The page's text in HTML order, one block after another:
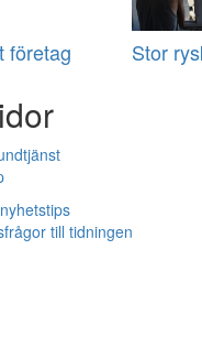
företag Stor
till tidningen